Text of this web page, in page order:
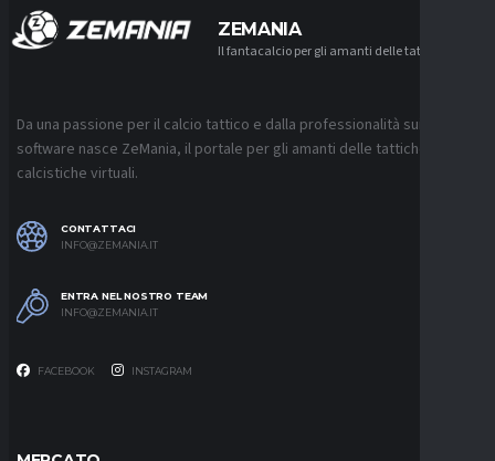
ZEMANIA
Il fantacalcio per gli amanti delle tattiche
Da una passione per il calcio tattico e dalla professionalità sui
software nasce ZeMania, il portale per gli amanti delle tattiche
calcistiche virtuali.
CONTATTACI
INFO@ZEMANIA.IT
ENTRA NEL NOSTRO TEAM
INFO@ZEMANIA.IT
FACEBOOK INSTAGRAM